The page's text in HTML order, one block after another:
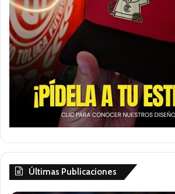
Últimas Publicaciones